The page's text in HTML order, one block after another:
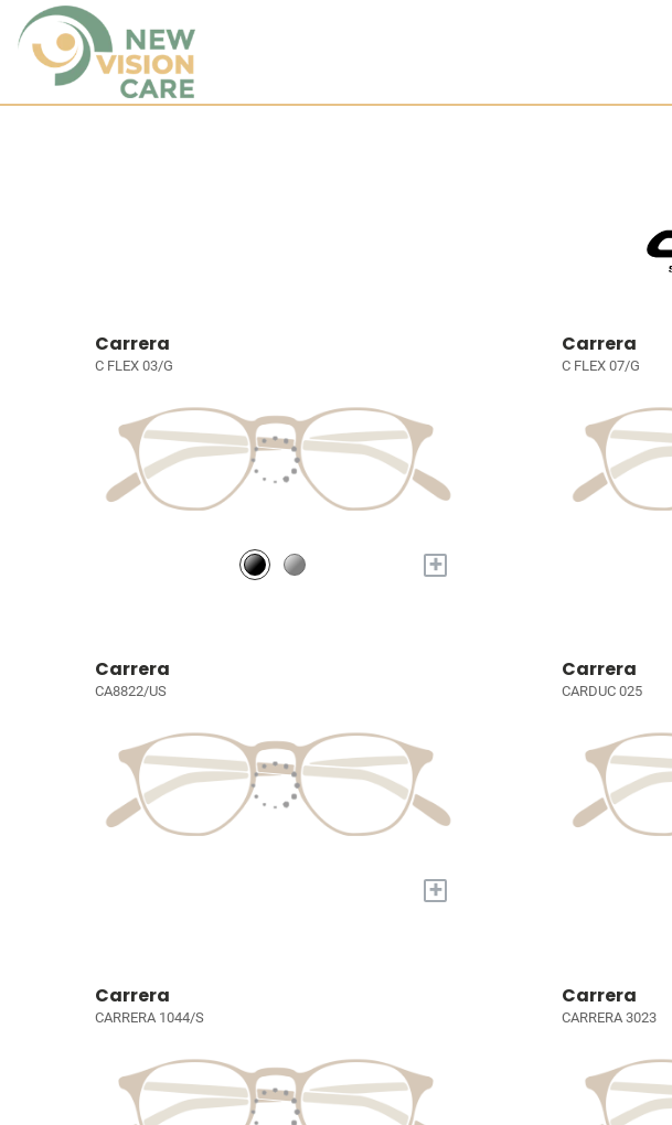
Carrera
C FLEX 03/G
+
Carrera
C FLEX 07/G
Carrera
CA8822/US
+
Carrera
CARDUC 025
Carrera
CARRERA 1044/S
Carrera
CARRERA 3023